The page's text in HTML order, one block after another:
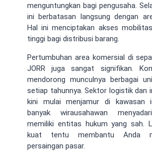
menguntungkan bagi pengusaha.
ini berbatasan langsung dengan
Hal ini menciptakan akses
tinggi bagi distribusi barang.
Pertumbuhan area komersial di
JORR juga sangat signifikan.
mendorong munculnya berbagai
setiap tahunnya. Sektor logistik dan
kini mulai menjamur di kawasan
banyak wirausahawan
memiliki entitas hukum yang sah.
kuat tentu membantu Anda
persaingan pasar.